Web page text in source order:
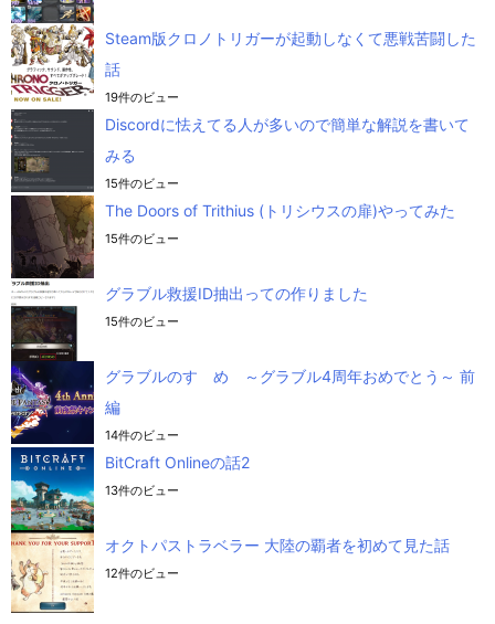
Steam版クロノトリガーが起動しなくて悪戦苦闘した
話
19件のビュー
Discordに怯えてる人が多いので簡単な解説を書いて
みる
15件のビュー
The Doors of Trithius (トリシウスの扉)やってみた
15件のビュー
グラブル救援ID抽出っての作りました
15件のビュー
グラブルのすゝめ ～グラブル4周年おめでとう～ 前
編
14件のビュー
BitCraft Onlineの話2
13件のビュー
オクトパストラベラー 大陸の覇者を初めて見た話
12件のビュー